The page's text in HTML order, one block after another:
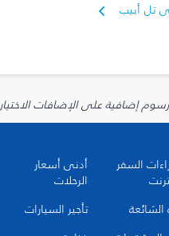
تل أبيب
السفر
الشائعة
أدنى أسعار
الرحلات
تأجير السيارات